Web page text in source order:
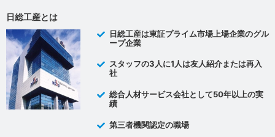
日総工産とは
日総工産は東証プライム市場上場企業のグル
ープ企業
スタッフの3人に1人は友人紹介または再入
社
総合人材サービス会社として50年以上の実
績
第三者機関認定の職場